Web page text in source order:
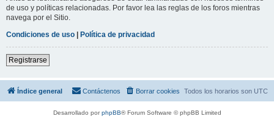
de uso y políticas relacionadas. Por favor lea las reglas de los foros mientras
navega por el Sitio.
Condiciones de uso | Política de privacidad
Registrarse
Índice general Todos los horarios son UTC
Borrar cookies
Contáctenos
Desarrollado porphpBB® Forum Software © phpBB Limited